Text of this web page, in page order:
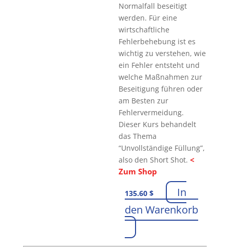
Normalfall beseitigt
werden. Für eine
wirtschaftliche
Fehlerbehebung ist es
wichtig zu verstehen, wie
ein Fehler entsteht und
welche Maßnahmen zur
Beseitigung führen oder
am Besten zur
Fehlervermeidung.
Dieser Kurs behandelt
das Thema
“Unvollständige Füllung”,
also den Short Shot.<
Zum Shop
135.60$
In
den Warenkorb